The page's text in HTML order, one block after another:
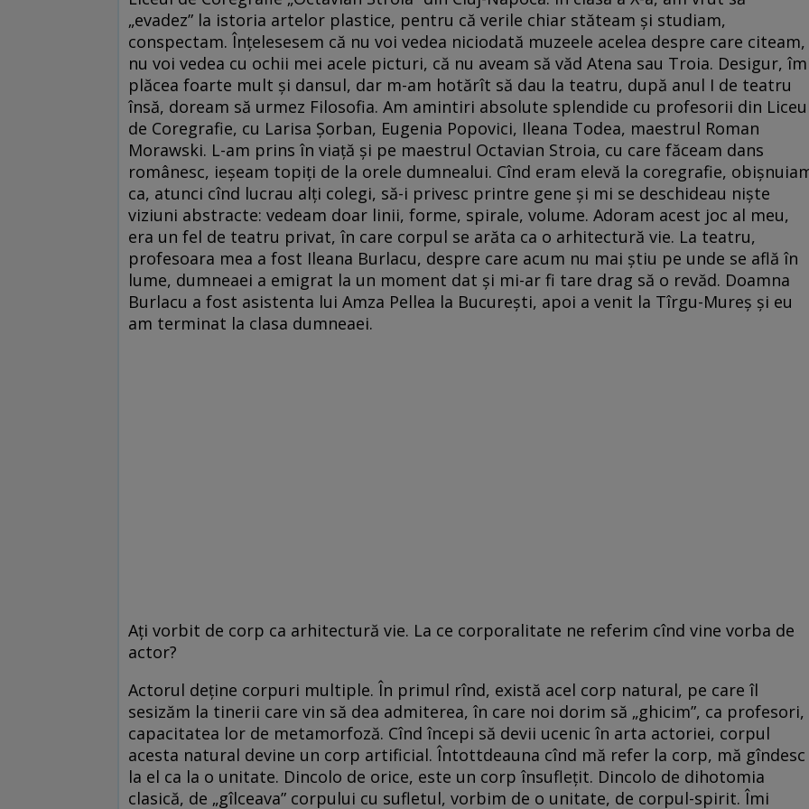
„evadez” la istoria artelor plastice, pentru că verile chiar stăteam și studiam,
conspectam. Înțelesesem că nu voi vedea niciodată muzeele acelea despre care citeam,
nu voi vedea cu ochii mei acele picturi, că nu aveam să văd Atena sau Troia. Desigur,
plăcea foarte mult și dansul, dar m-am hotărît să dau la teatru, după anul I de teatru
însă, doream să urmez Filosofia. Am amintiri absolute splendide cu profesorii din
de Coregrafie, cu Larisa Șorban, Eugenia Popovici, Ileana Todea, maestrul Roman
Morawski. L-am prins în viață și pe maestrul Octavian Stroia, cu care făceam dans
românesc, ieșeam topiți de la orele dumnealui. Cînd eram elevă la coregrafie,
ca, atunci cînd lucrau alți colegi, să-i privesc printre gene și mi se deschideau niște
viziuni abstracte: vedeam doar linii, forme, spirale, volume. Adoram acest joc al meu,
era un fel de teatru privat, în care corpul se arăta ca o arhitectură vie. La teatru,
profesoara mea a fost Ileana Burlacu, despre care acum nu mai știu pe unde se află în
lume, dumneaei a emigrat la un moment dat și mi-ar fi tare drag să o revăd. Doamna
Burlacu a fost asistenta lui Amza Pellea la București, apoi a venit la Tîrgu-Mureș și eu
am terminat la clasa dumneaei.
Ați vorbit de corp ca arhitectură vie. La ce corporalitate ne referim cînd vine vorba de
actor?
Actorul deține corpuri multiple. În primul rînd, există acel corp natural, pe care îl
sesizăm la tinerii care vin să dea admiterea, în care noi dorim să „ghicim”, ca profesori,
capacitatea lor de metamorfoză. Cînd începi să devii ucenic în arta actoriei, corpul
acesta natural devine un corp artificial. Întottdeauna cînd mă refer la corp, mă gîndesc
la el ca la o unitate. Dincolo de orice, este un corp însuflețit. Dincolo de dihotomia
clasică, de „gîlceava” corpului cu sufletul, vorbim de o unitate, de corpul-spirit. Îmi